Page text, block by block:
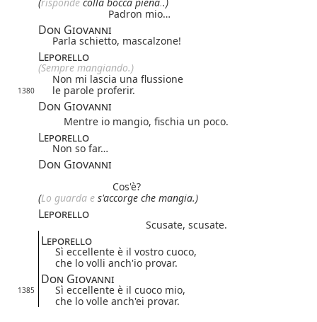
Padron mio…
Don Giovanni
Parla schietto, mascalzone!
Leporello
(Sempre mangiando.)
Non mi lascia una flussione
1380 le parole proferir.
Don Giovanni
Mentre io mangio, fischia un poco.
Leporello
Non so far…
Don Giovanni
Cos'è?
(Lo guarda e s'accorge che mangia.)
Leporello
Scusate, scusate.
Leporello
Sì eccellente è il vostro cuoco,
che lo volli anch'io provar.
Don Giovanni
1385
Sì eccellente è il cuoco mio,
che lo volle anch'ei provar.